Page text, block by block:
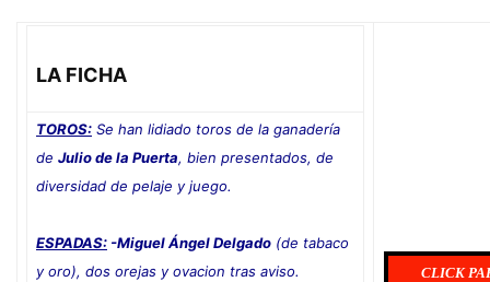
LA FICHA
TOROS: Se han lidiado toros de la ganadería
de Julio de la Puerta, bien presentados, de
diversidad de pelaje y juego.
ESPADAS: -Miguel Ángel Delgado (de tabaco
y oro), dos orejas y ovacion tras aviso.
CLICK